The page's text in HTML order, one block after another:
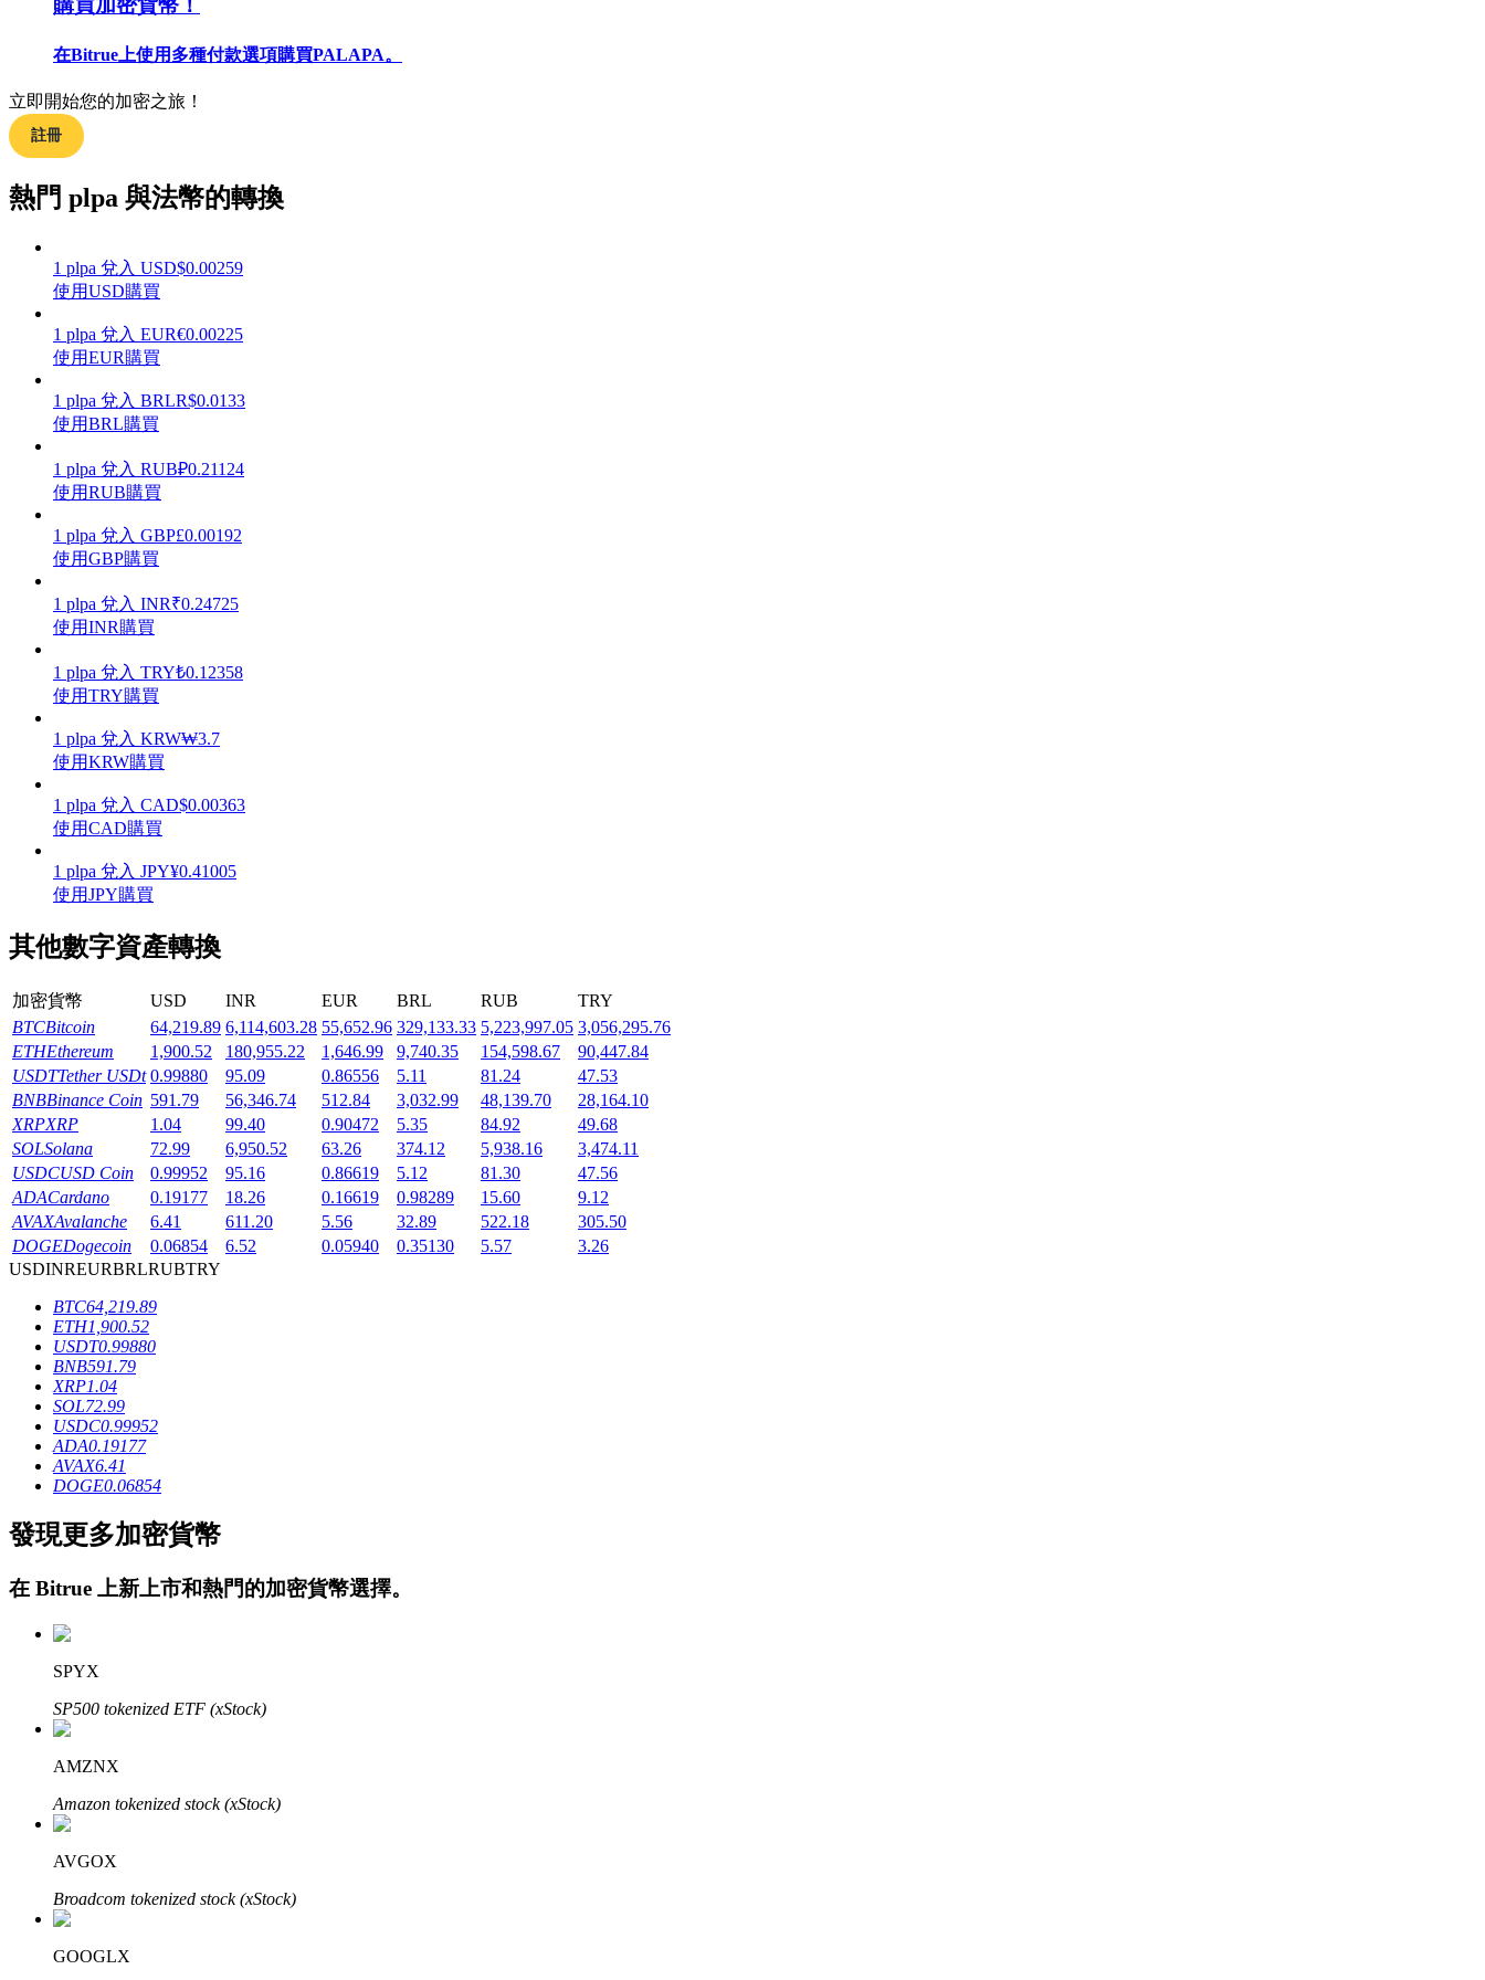
合約指南
合約功能使用指南
學習如何保持盈利
使您的資產穩定增值
機槍池
一鍵質押鎖定高收益
Launchpool
活期質押獲得熱門資產
借貸寶
借貸數字貨幣，及時且安全的服務
購買加密貨幣！
在Bitrue上使用多種付款選項購買PALAPA。
立即開始您的加密之旅！
註冊
熱門 plpa 與法幣的轉換
1 plpa 兌入 USD$0.00259
使用USD購買
1 plpa 兌入 EUR€0.00225
使用EUR購買
1 plpa 兌入 BRLR$0.0133
使用BRL購買
1 plpa 兌入 RUB₽0.21124
使用RUB購買
1 plpa 兌入 GBP£0.00192
使用GBP購買
1 plpa 兌入 INR₹0.24725
使用INR購買
1 plpa 兌入 TRY₺0.12358
使用TRY購買
1 plpa 兌入 KRW₩3.7
使用KRW購買
1 plpa 兌入 CAD$0.00363
使用CAD購買
1 plpa 兌入 JPY¥0.41005
使用JPY購買
其他數字資產轉換
加密貨幣 USD INR EUR BRL RUB
TRY
BTCBitcoin 64,219.89 6,114,603.28 55,652.96 329,133.33 5,223,997.05 3,056,295.76
ETHEthereum 1,900.52 180,955.22 1,646.99 9,740.35 154,598.67
90,447.84
USDTTether USDt 0.99880 95.09 0.86556 5.11 81.24
47.53
BNBBinance Coin 591.79 56,346.74 512.84 3,032.99 48,139.70
28,164.10
XRPXRP 1.04 99.40 0.90472 5.35 84.92
49.68
SOLSolana 72.99 6,950.52 63.26 374.12 5,938.16
3,474.11
USDCUSD Coin 0.99952 95.16 0.86619 5.12 81.30
47.56
ADACardano 0.19177 18.26 0.16619 0.98289 15.60
9.12
AVAXAvalanche 6.41 611.20 5.56 32.89 522.18
305.50
DOGEDogecoin 0.06854 6.52 0.05940 0.35130 5.57
3.26
USDINREURBRLRUBTRY
BTC64,219.89
ETH1,900.52
USDT0.99880
BNB591.79
XRP1.04
SOL72.99
USDC0.99952
ADA0.19177
AVAX6.41
DOGE0.06854
發現更多加密貨幣
在 Bitrue 上新上市和熱門的加密貨幣選擇。
SPYX
SP500 tokenized ETF (xStock)
AMZNX
Amazon tokenized stock (xStock)
AVGOX
Broadcom tokenized stock (xStock)
GOOGLX